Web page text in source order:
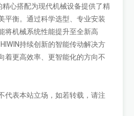
精心搭配为现代机械设备提供了精
平衡。通过科学选型、专业安装
将机械系统性能提升至全新高
持续创新的智能传动解决方
着更高效率、更智能化的方向不
代表本站立场，如若转载，请注